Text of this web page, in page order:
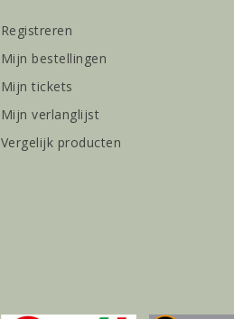
Registreren
Mijn bestellingen
Mijn tickets
Mijn verlanglijst
Vergelijk producten